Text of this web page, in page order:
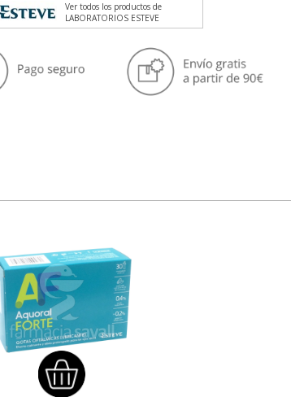
Ver todos los productos de
LABORATORIOS ESTEVE